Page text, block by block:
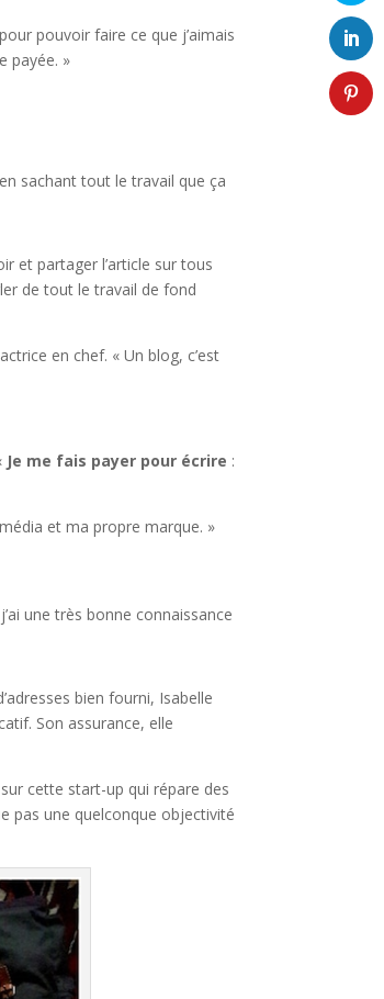
pouvoir faire ce que j’aimais
payée. »
sachant tout le travail que ça
et partager l’article sur tous
de tout le travail de fond
en chef. « Un blog, c’est
Je me fais payer pour écrire :
et ma propre marque. »
une très bonne connaissance
bien fourni, Isabelle
Son assurance, elle
cette start-up qui répare des
pas une quelconque objectivité